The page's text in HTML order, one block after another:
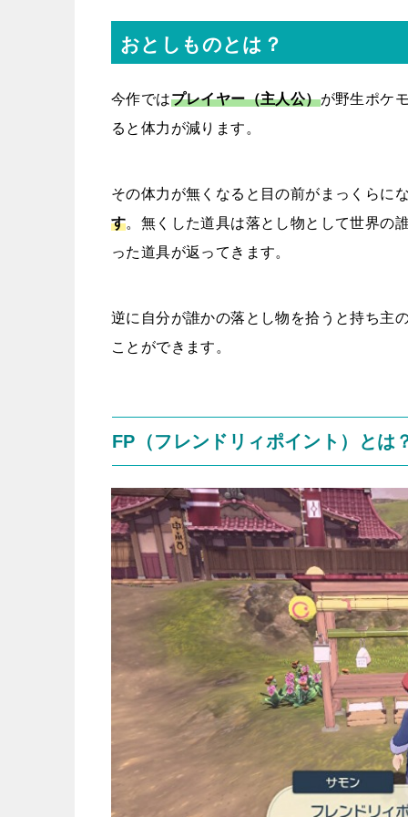
おとしものとは？
今作ではプレイヤー（主人公）が野生ポケ
ると体力が減ります。
その体力が無くなると目の前がまっくらに
す。無くした道具は落とし物として世界の
った道具が返ってきます。
逆に自分が誰かの落とし物を拾うと持ち主
ことができます。
FP（フレンドリィポイント）とは